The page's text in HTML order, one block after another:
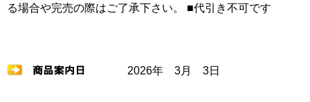
る場合や完売の際はご了承下さい。 ■代引き不可です
2026年 3月 3日